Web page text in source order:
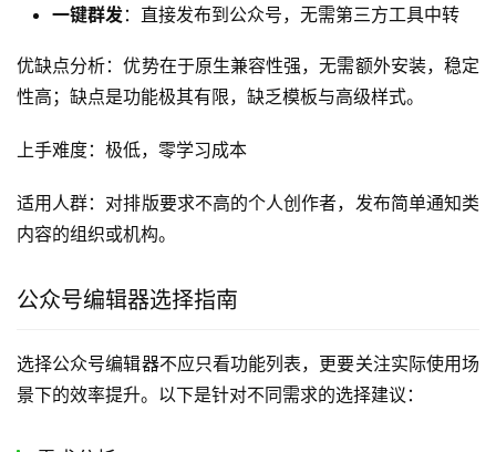
基础文字编辑：字体、字号、颜色、对齐方式等基础格
媒体插入：支持图片、视频、音频等多媒体内容插入
资源
一键群发：直接发布到公众号，无需第三方工具中转
优缺点分析：优势在于原生兼容性强，无需额外安装，稳定
上手难度：极低，零学习成本